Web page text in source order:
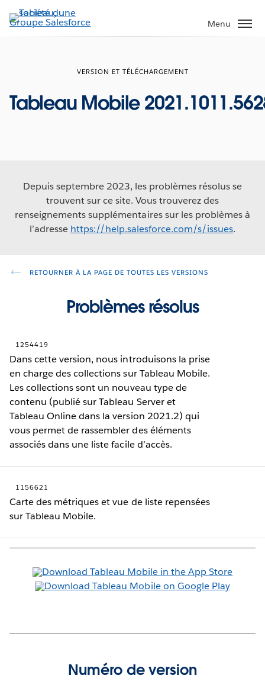
Aller
au
Menu
VERSION ET TÉLÉCHARGEMENT
Tableau Mobile
Depuis septembre 2023, les problèmes résolus se
trouvent sur ce site. Vous trouverez des
renseignements supplémentaires sur les problèmes à
l’adresse https://help.salesforce.com/s/issues.
RETOURNER À LA PAGE DE TOUTES LES VERSIONS
Problèmes résolus
1254419
Dans cette version, nous introduisons la prise
en charge des collections sur Tableau Mobile.
Les collections sont un nouveau type de
contenu (publié sur Tableau Server et
Tableau Online dans la version 2021.2) qui
vous permet de rassembler des éléments
associés dans une liste facile d’accès.
1156621
Carte des métriques et vue de liste repensées
sur Tableau Mobile.
Numéro de version